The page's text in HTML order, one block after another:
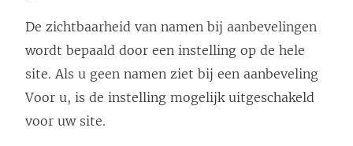
De zichtbaarheid van namen bij aanbevelingen
wordt bepaald door een instelling op de hele
site. Als u geen namen ziet bij een aanbeveling
Voor u, is de instelling mogelijk uitgeschakeld
voor uw site.